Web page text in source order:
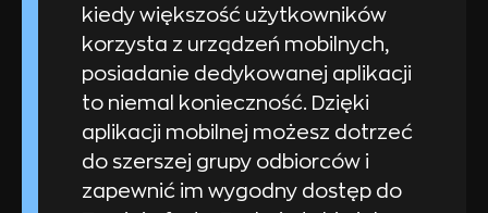
kiedy większość użytkowników
korzysta z urządzeń mobilnych,
posiadanie dedykowanej aplikacji
to niemal konieczność. Dzięki
aplikacji mobilnej możesz dotrzeć
do szerszej grupy odbiorców i
zapewnić im wygodny dostęp do